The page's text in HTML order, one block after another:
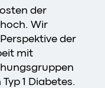
der
Wir
der
mit
1 Diabetes.